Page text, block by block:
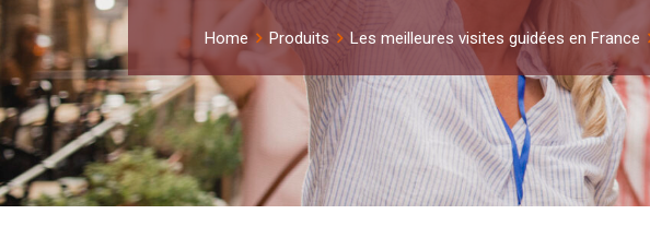
Home Produits Les meilleures visites guidées en France